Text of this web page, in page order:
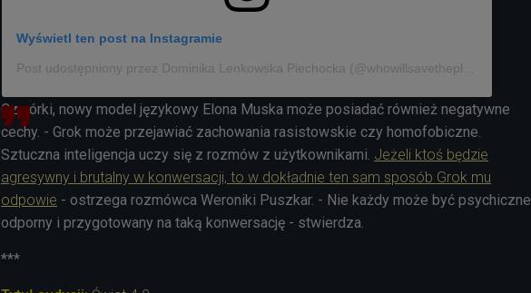
Wyświetl ten post na Instagramie
Czwórki, nowy model językowy Elona Muska może posiadać również negatywne
cechy. - Grok może przejawiać zachowania rasistowskie czy homofobiczne.
Sztuczna inteligencja uczy się z rozmów z użytkownikami. Jeżeli ktoś będzie
agresywny i brutalny w konwersacji, to w dokładnie ten sam sposób Grok mu
odpowie - ostrzega rozmówca Weroniki Puszkar. - Nie każdy może być psychiczne
odporny i przygotowany na taką konwersację - stwierdza.
***